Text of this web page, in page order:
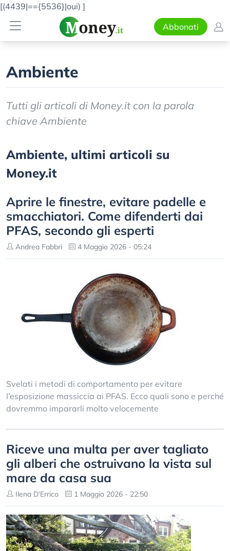
[(4439|=={5536}|oui) ]
Abbonati
Ambiente
Tutti gli articoli di Money.it con la parola
chiave Ambiente
Ambiente, ultimi articoli su
Money.it
Aprire le finestre, evitare padelle e
smacchiatori. Come difenderti dai
PFAS, secondo gli esperti
Andrea Fabbri 4 Maggio 2026 - 05:24
Svelati i metodi di comportamento per evitare
l’esposizione massiccia ai PFAS. Ecco quali sono e perché
dovremmo impararli molto velocemente
Riceve una multa per aver tagliato
gli alberi che ostruivano la vista sul
mare da casa sua
Ilena D’Errico 1 Maggio 2026 - 22:50